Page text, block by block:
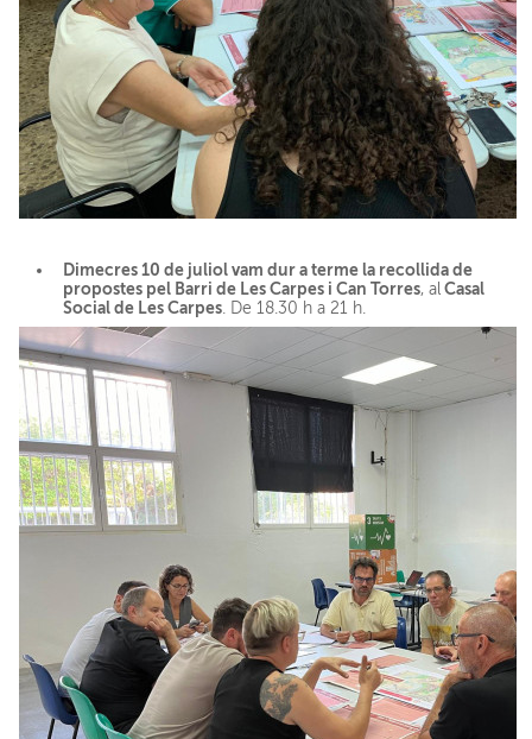
Dimecres 10 de juliol vam dur a terme la recollida de
propostes pel Barri de Les Carpes i Can Torres, al Casal
Social de Les Carpes . De 18.30 h a 21 h.